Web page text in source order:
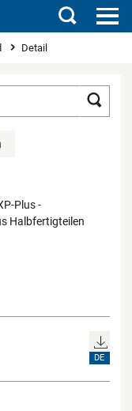
Suchen
Detail
Plus -
Halbfertigteilen
DE